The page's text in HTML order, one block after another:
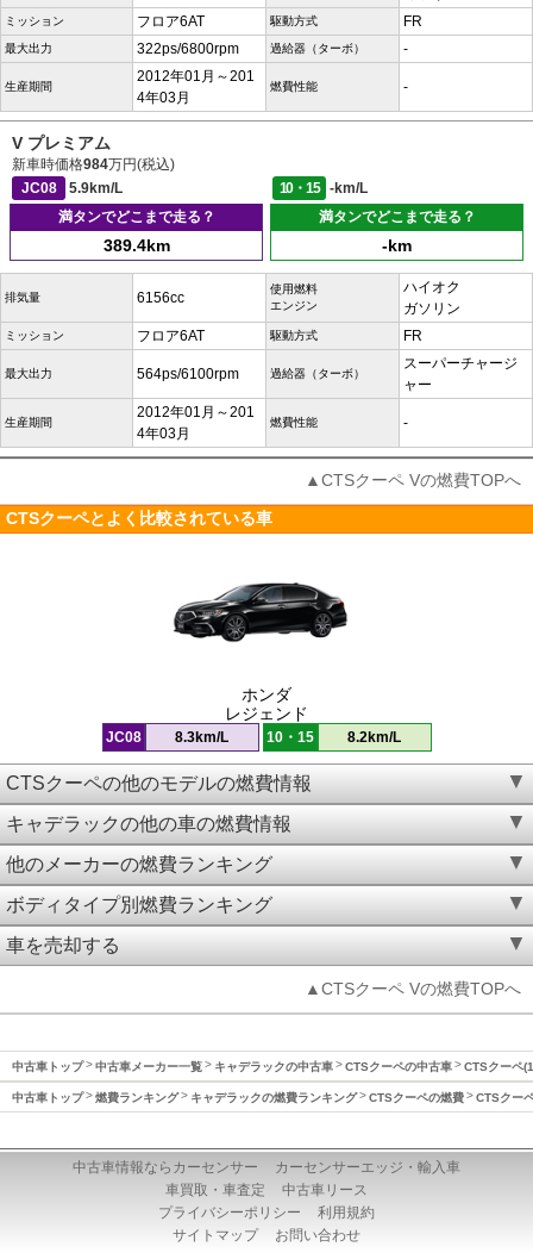
ミッション フロア6AT 駆動方式 FR
最大出力 322ps/6800rpm 過給器（ターボ） -
生産期間
2012年01月～201
4年03月
燃費性能 -
V プレミアム
新車時価格984万円(税込)
JC08
5.9km/L 10・15
-km/L
満タンでどこまで走る？
389.4km
満タンでどこまで走る？
-km
排気量 6156cc
使用燃料
エンジン
ハイオク
ガソリン
ミッション フロア6AT 駆動方式 FR
最大出力 564ps/6100rpm 過給器（ターボ）
スーパーチャージ
ャー
生産期間
2012年01月～201
4年03月
燃費性能 -
▲CTSクーペ Vの燃費TOPへ
CTSクーペとよく比較されている車
ホンダ
レジェンド
JC08 8.3km/L 10・15 8.2km/L
CTSクーペの他のモデルの燃費情報
キャデラックの他の車の燃費情報
他のメーカーの燃費ランキング
ボディタイプ別燃費ランキング
車を売却する
▲CTSクーペ Vの燃費TOPへ
中古車トップ 中古車メーカー一覧 キャデラックの中古車 CTSクーペの中古車 CTSクーペ
中古車トップ 燃費ランキング キャデラックの燃費ランキング CTSクーペの燃費 CTSクー
中古車情報ならカーセンサー
カーセンサーエッジ・輸入車
車買取・車査定
中古車リース
プライバシーポリシー
利用規約
サイトマップ
お問い合わせ